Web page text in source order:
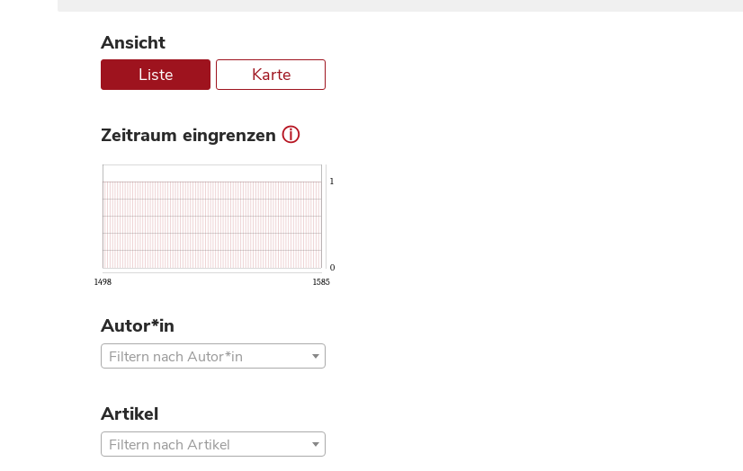
Ansicht
Liste Karte
Zeitraum eingrenzen ⓘ
1498 1585
0
1
Autor*in
Filtern nach Autor*in
Artikel
Filtern nach Artikel